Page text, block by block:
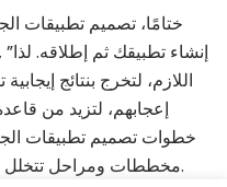
ختامًا، تصميم تطبيقات
إنشاء تطبيقك ثم إطلاقه. لذا”
اللازم، لتخرج بنتائج
إعجابهم، لتزيد من
خطوات تصميم تطبيقات
مخططات ومراحل تتخلل العمل، مثل النموذج الأولي للتصميم.